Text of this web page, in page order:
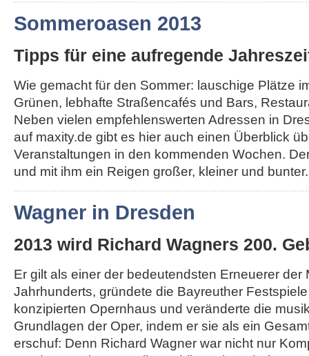
Sommeroasen 2013
Tipps für eine aufregende
Wie gemacht für den Sommer: lauschige Plätze
Grünen, lebhafte Straßencafés und Bars,
Neben vielen empfehlenswerten Adressen in
auf maxity.de gibt es hier auch einen Überblick
Veranstaltungen in den kommenden Wochen.
und mit ihm ein Reigen großer, kleiner und
Wagner in Dresden
2013 wird Richard Wagners 200.
Er gilt als einer der bedeutendsten Erneuerer der
Jahrhunderts, gründete die Bayreuther
konzipierten Opernhaus und veränderte die
Grundlagen der Oper, indem er sie als ein
erschuf: Denn Richard Wagner war nicht nur